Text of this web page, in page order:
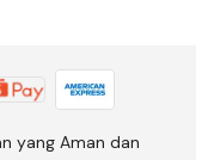
yang Aman dan